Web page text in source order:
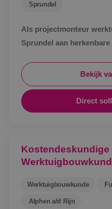
Sprundel
Als projectmonteur
Sprundel aan
zichtbaar resultaat en
Bekijk
Direct
Werktuigbouwkunde
Alphen a/d Rijn